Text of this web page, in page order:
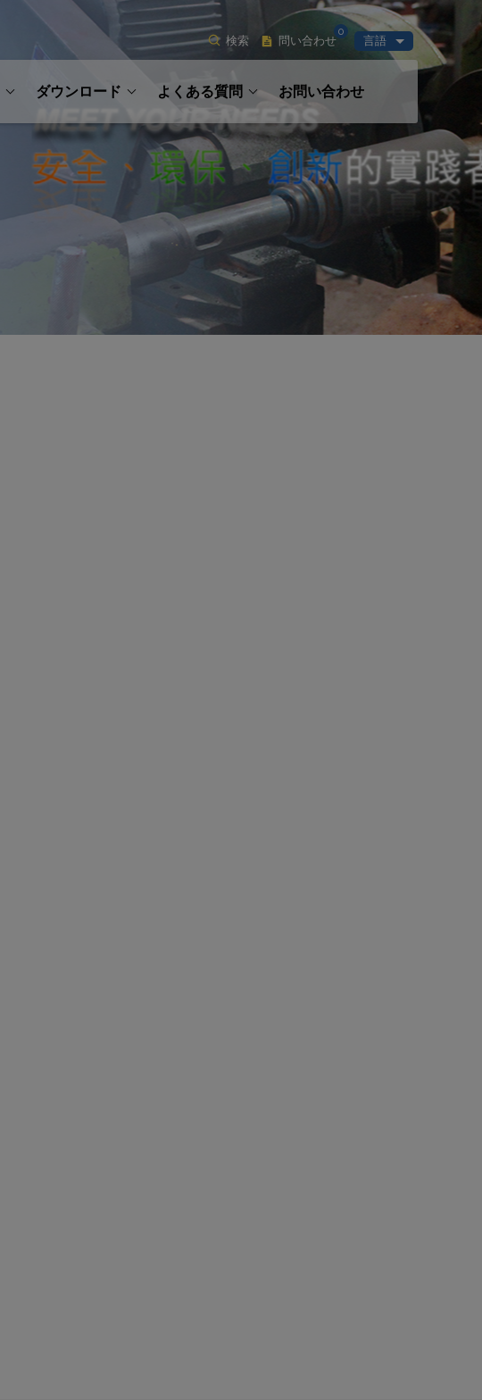
検索
0
問い合わせ 言語
ダウンロード よくある質問 お問い合わせ